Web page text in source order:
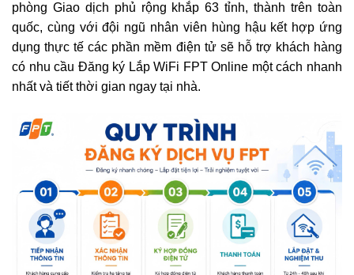
phòng Giao dịch phủ rộng khắp 63 tỉnh, thành trên toàn
quốc, cùng với đội ngũ nhân viên hùng hậu kết hợp ứng
dụng thực tế các phần mềm điện tử sẽ hỗ trợ khách hàng
có nhu cầu Đăng ký Lắp WiFi FPT Online một cách nhanh
nhất và tiết thời gian ngay tại nhà.